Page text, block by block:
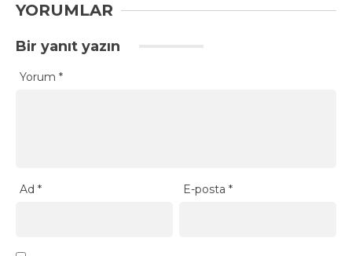
YORUMLAR
Bir yanıt yazın
Yorum *
Ad * E-posta*